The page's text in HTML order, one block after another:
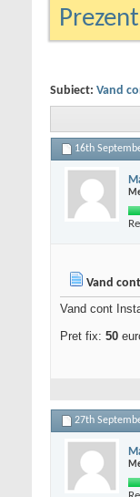
Subiect: Vand
16th
Vand
Vand cont
Pret fix: 50
27th